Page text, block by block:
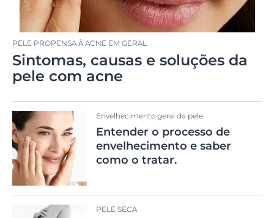
PELE PROPENSA À ACNE EM GERAL
Sintomas, causas e soluções da
pele com acne
Envelhecimento geral da pele
Entender o processo de
envelhecimento e saber
como o tratar.
PELE SECA